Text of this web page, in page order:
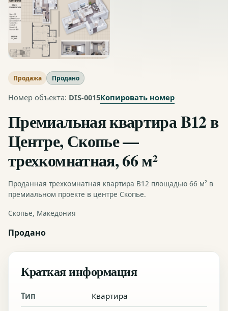
Продажа Продано
Номер объекта: DIS-0015Копировать номер
Премиальная квартира B12 в
Центре, Скопье —
трехкомнатная, 66 м²
Проданная трехкомнатная квартира B12 площадью 66 м² в
премиальном проекте в центре Скопье.
Скопье, Македония
Продано
Краткая информация
Тип Квартира